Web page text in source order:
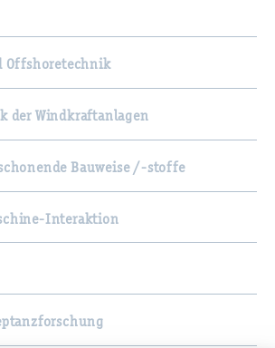
Offshoretechnik
der Windkraftanlagen
Bauweise /-stoffe
Interaktion